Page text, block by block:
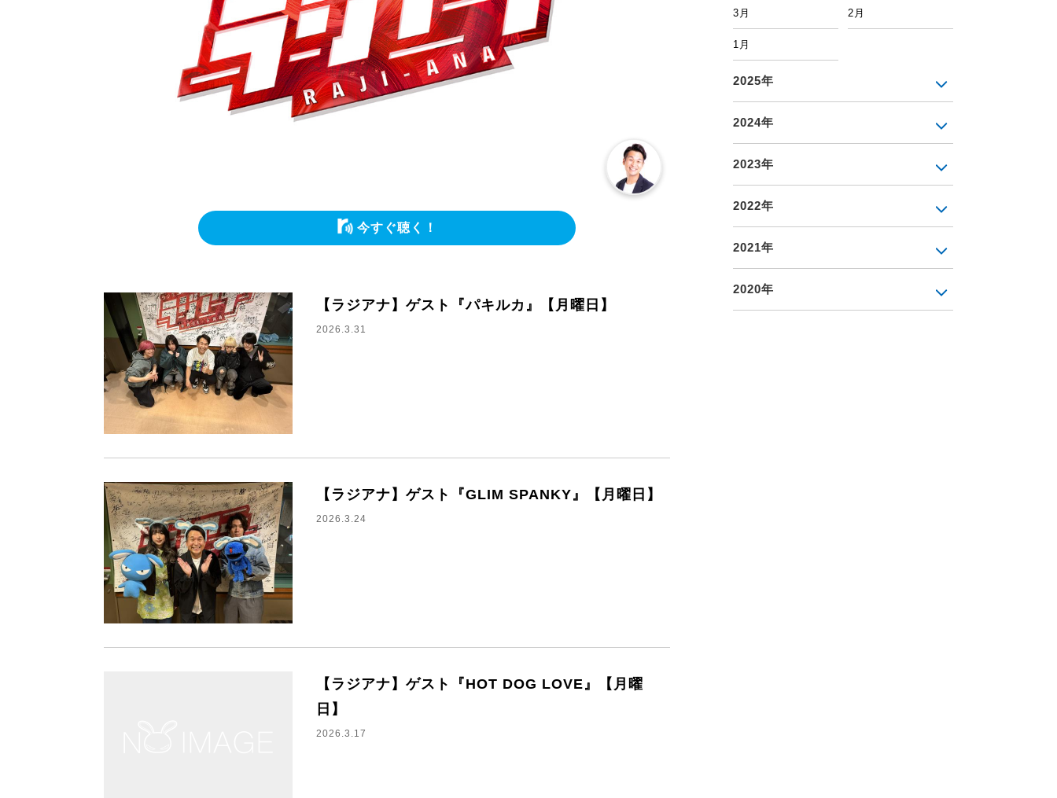
今すぐ聴く！
【ラジアナ】ゲスト『パキルカ』【月曜日】
2026.3.31
【ラジアナ】ゲスト『GLIM SPANKY』【月曜日】
2026.3.24
【ラジアナ】ゲスト『HOT DOG LOVE』【月曜
日】
2026.3.17
3月 2月
1月
2025年
2024年
2023年
2022年
2021年
2020年